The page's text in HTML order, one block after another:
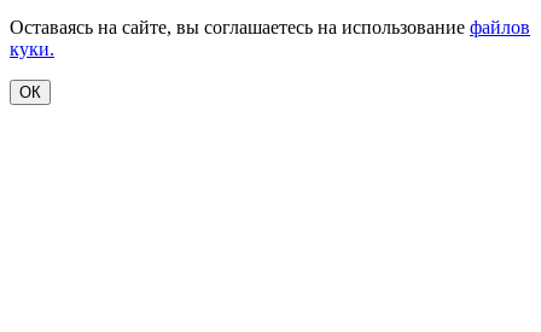
Оставаясь на сайте, вы соглашаетесь на использование файлов
куки.
ОК